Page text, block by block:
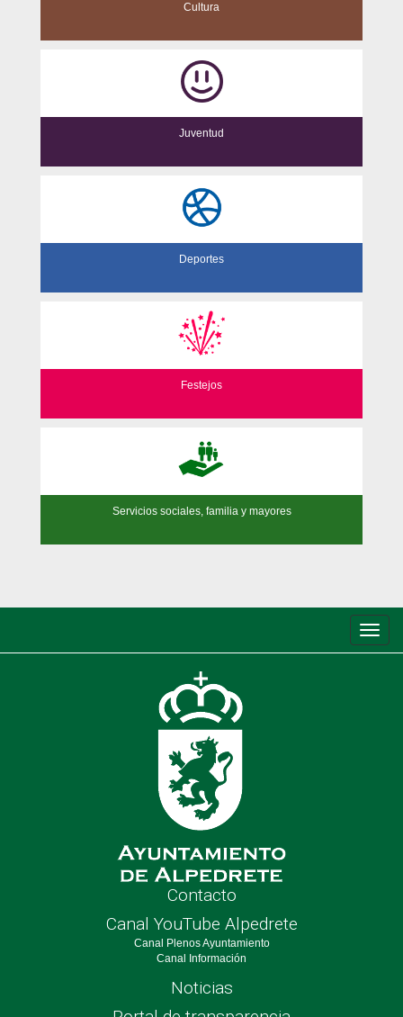
Cultura
Juventud
Deportes
Festejos
Servicios sociales, familia y mayores
de
Contacto
Canal YouTube Alpedrete
Canal Plenos Ayuntamiento
Canal Información
Noticias